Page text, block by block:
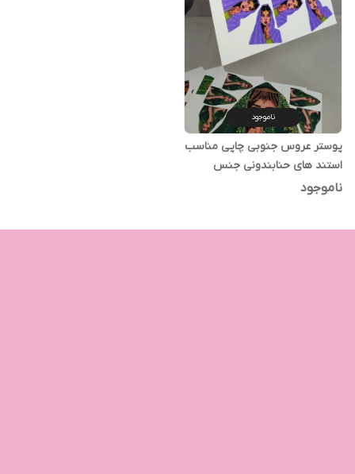
ناموجود
پوستر عروس جنوبی چاپی مناسب
استند های حنابندونی جنس
فوتوگلاسه ضخیم رنگ بنفش کد 1
ناموجود